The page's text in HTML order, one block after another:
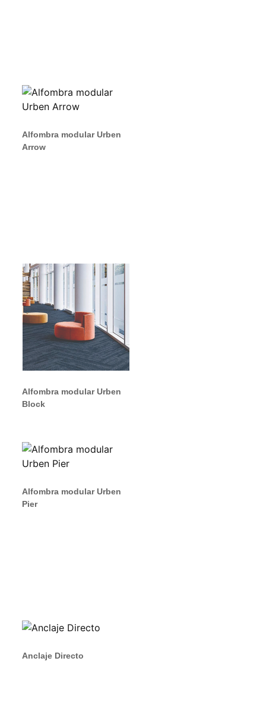
Alfombra modular Urben
Arrow
Alfombra modular Urben
Block
Alfombra modular Urben
Pier
Anclaje Directo